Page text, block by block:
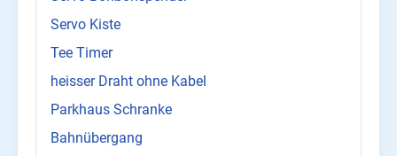
Servo Kiste
Tee Timer
heisser Draht ohne Kabel
Parkhaus Schranke
Bahnübergang